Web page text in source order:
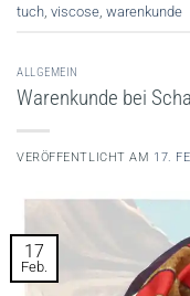
tuch viscose warenkunde
ALLGEMEIN
Warenkunde bei
VERÖFFENTLICHT AM 17.
17
Feb.